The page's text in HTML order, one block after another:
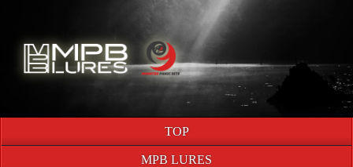
TOP
MPB LURES